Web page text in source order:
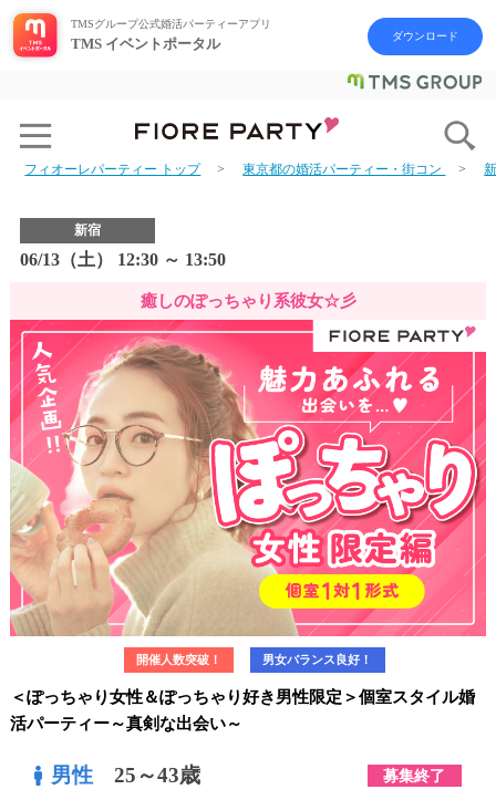
TMSグループ公式婚活パーティーアプリ
TMS イベントポータル ダウンロード
フィオーレパーティー トップ 東京都の婚活パーティー・街コン
新宿
06/13（土） 12:30 ～ 13:50
癒しのぽっちゃり系彼女☆彡
開催人数突破！ 男女バランス良好！
＜ぽっちゃり女性＆ぽっちゃり好き男性限定＞個室スタイル婚
活パーティー～真剣な出会い～
男性 25～43歳 募集終了